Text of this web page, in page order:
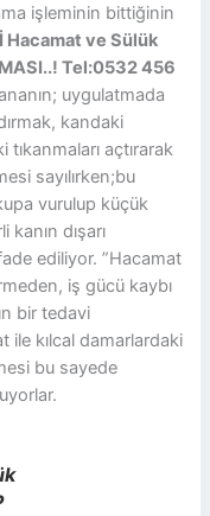
işleminin bittiğinin
Hacamat ve Sülük
Tel:0532 456
uygulatmada
kandaki
açtırarak
sayılırken;bu
vurulup küçük
kanın dışarı
ediliyor. ”Hacamat
iş gücü kaybı
bir tedavi
ile kılcal damarlardaki
bu sayede